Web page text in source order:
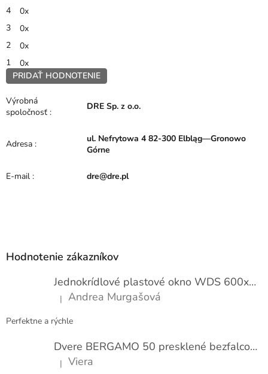
4
0x
3
0x
2
0x
1
0x
PRIDAŤ HODNOTENIE
V
ý
p
h
n
Výrobná
spoločnosť :
DRE Sp. z o.o.
Adresa :
ul. Nefrytowa 4 82-300 Elbląg—Gronowo
Górne
E-mail : dre@dre.pl
Hodnotenie zákazníkov
Jednokrídlové plastové okno WDS 600x1000
Hodnotenie produktu je 5 z 5 hviezdičiek.
| Andrea Murgašová
Perfektne a rýchle
Dvere BERGAMO 50 presklené bezfalcové EXTRA
Hodnotenie produktu je 5 z 5 hviezdičiek.
| Viera